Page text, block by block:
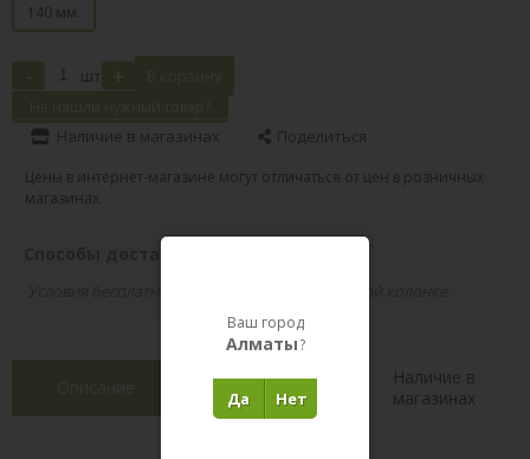
140 мм.
- шт + В корзину
Не нашли нужный товар?
Наличие в магазинах Поделиться
Цены в интернет-магазине могут отличаться от цен в розничных
магазинах.
Описание
Наличие в
магазинах
Ваш город
Алматы?
Нет
Да